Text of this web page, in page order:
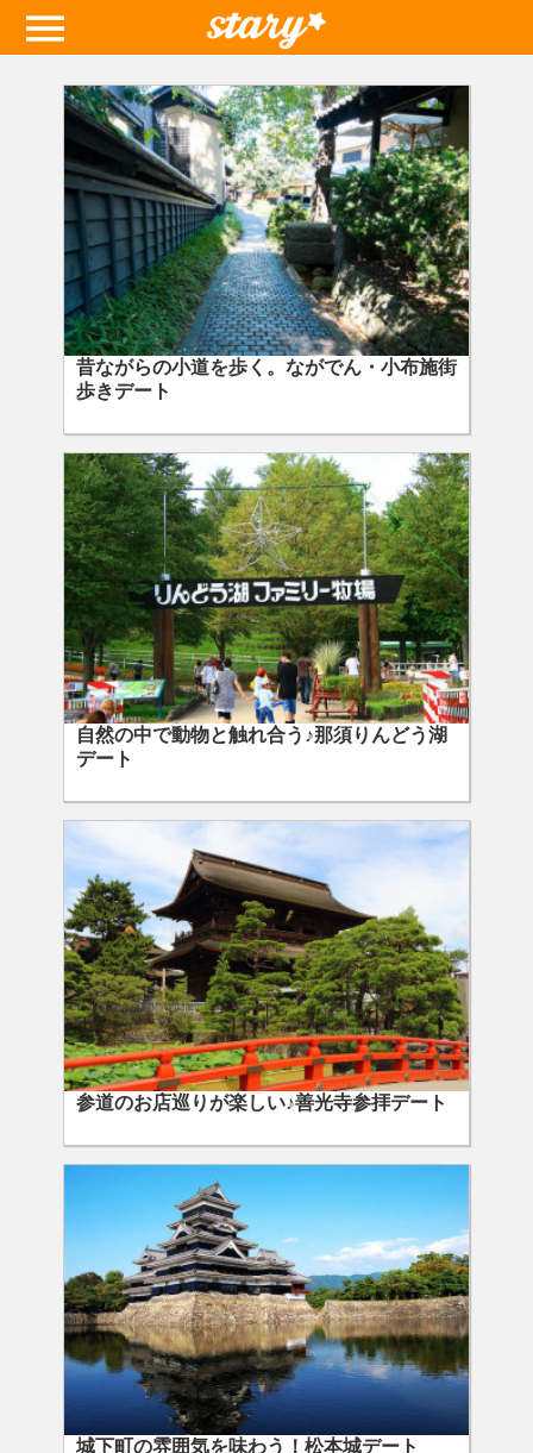
昔ながらの小道を歩く。ながでん・小布施街
歩きデート
自然の中で動物と触れ合う♪那須りんどう湖
デート
参道のお店巡りが楽しい♪善光寺参拝デート
城下町の雰囲気を味わう！松本城デート